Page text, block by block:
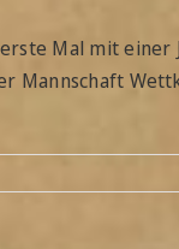
Mal mit einer